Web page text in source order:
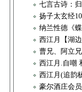
七言古诗：
扬子太玄经
纳兰性德《
西江月【湖
曹兄、阿立
西江月.自嘲
西江月(追韵
豪尔酒庄会